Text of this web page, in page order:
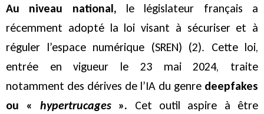
Au niveau national, le législateur français a
récemment adopté la loi visant à sécuriser et à
réguler l’espace numérique (SREN) (2). Cette loi,
entrée en vigueur le 23 mai 2024, traite
notamment des dérives de l’IA du genre deepfakes
ou « hypertrucages». Cet outil aspire à être